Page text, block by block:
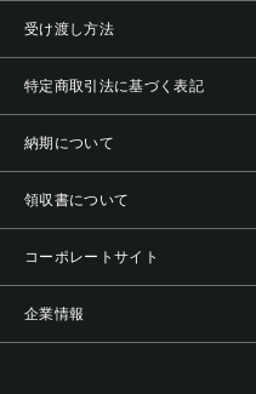
受け渡し方法
特定商取引法に基づく表記
納期について
領収書について
コーポレートサイト
企業情報